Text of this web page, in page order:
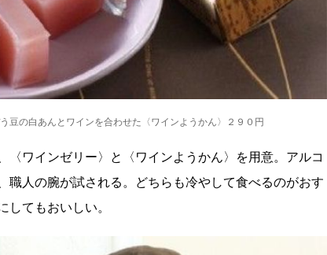
SEARCH
検索する
CATEGORY
豆の白あんとワインを合わせた〈ワインようかん〉２９０円
ワインゼリー〉と〈ワインようかん〉を用意。アルコ
職人の腕が試される。どちらも冷やして食べるのがおす
てもおいしい。